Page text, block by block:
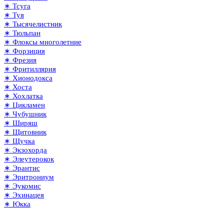
∗ Тсуга
∗ Туя
∗ Тысячелистник
∗ Тюльпан
∗ Флоксы многолетние
∗ Форзиция
∗ Фрезия
∗ Фритиллярия
∗ Хионодокса
∗ Хоста
∗ Хохлатка
∗ Цикламен
∗ Чубушник
∗ Ширяш
∗ Щитовник
∗ Щучка
∗ Экзохорда
∗ Элеутерокок
∗ Эрантис
∗ Эритрониум
∗ Эукомис
∗ Эхинацея
∗ Юкка